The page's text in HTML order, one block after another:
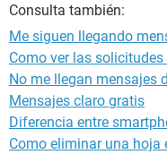
Consulta también:
Me siguen llegando
Como ver las
No me llegan mensajes
Mensajes claro gratis
Diferencia entre
Como eliminar una hoja